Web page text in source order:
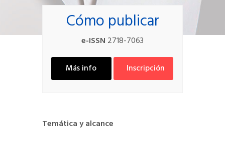
Cómo publicar
e-ISSN 2718-7063
Más info Inscripción
Temática y alcance